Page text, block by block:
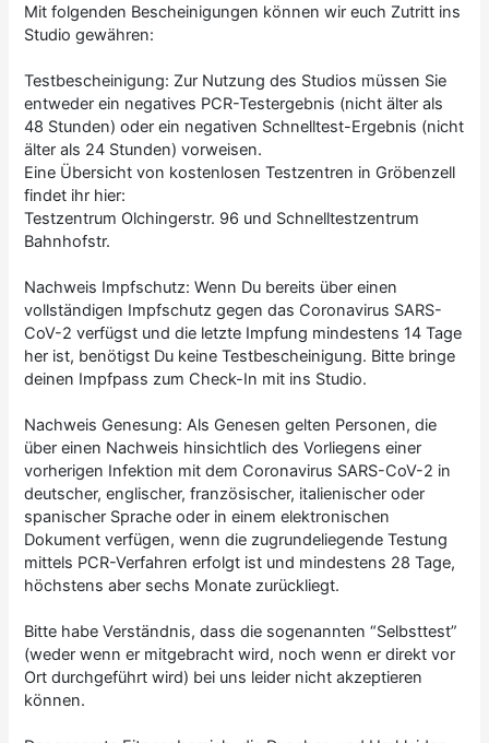
Mit folgenden Bescheinigungen können wir euch Zutritt ins
Studio gewähren:
Testbescheinigung: Zur Nutzung des Studios müssen Sie
entweder ein negatives PCR-Testergebnis (nicht älter als
48 Stunden) oder ein negativen Schnelltest-Ergebnis (nicht
älter als 24 Stunden) vorweisen.
Eine Übersicht von kostenlosen Testzentren in Gröbenzell
findet ihr hier:
Testzentrum Olchingerstr. 96 und Schnelltestzentrum
Bahnhofstr.
Nachweis Impfschutz: Wenn Du bereits über einen
vollständigen Impfschutz gegen das Coronavirus SARS-
CoV-2 verfügst und die letzte Impfung mindestens 14 Tage
her ist, benötigst Du keine Testbescheinigung. Bitte bringe
deinen Impfpass zum Check-In mit ins Studio.
Nachweis Genesung: Als Genesen gelten Personen, die
über einen Nachweis hinsichtlich des Vorliegens einer
vorherigen Infektion mit dem Coronavirus SARS-CoV-2 in
deutscher, englischer, französischer, italienischer oder
spanischer Sprache oder in einem elektronischen
Dokument verfügen, wenn die zugrundeliegende Testung
mittels PCR-Verfahren erfolgt ist und mindestens 28 Tage,
höchstens aber sechs Monate zurückliegt.
Bitte habe Verständnis, dass die sogenannten “Selbsttest”
(weder wenn er mitgebracht wird, noch wenn er direkt vor
Ort durchgeführt wird) bei uns leider nicht akzeptieren
können.